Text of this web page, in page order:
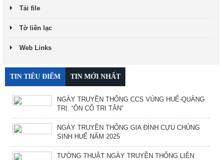
Tải file
Tờ liên lạc
Web Links
TIN TIÊU ĐIỂM TIN MỚI NHẤT
NGÀY TRUYỀN THỐNG CCS VÙNG HUẾ-QUẢNG
TRỊ. “ÔN CỐ TRI TÂN”
NGÀY TRUYỀN THỐNG GIA ĐÌNH CỰU CHỦNG
SINH HUẾ NĂM 2025
TƯỜNG THUẬT NGÀY TRUYỀN THỐNG LIÊN